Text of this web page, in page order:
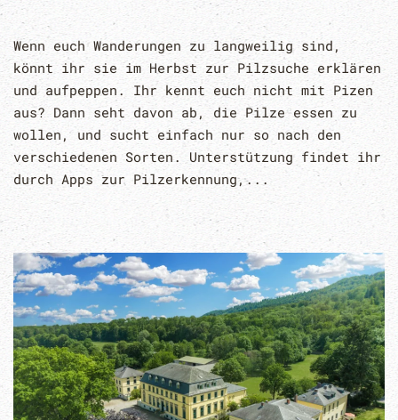
Wenn euch Wanderungen zu langweilig sind,
könnt ihr sie im Herbst zur Pilzsuche erklären
und aufpeppen. Ihr kennt euch nicht mit Pizen
aus? Dann seht davon ab, die Pilze essen zu
wollen, und sucht einfach nur so nach den
verschiedenen Sorten. Unterstützung findet ihr
durch Apps zur Pilzerkennung,...